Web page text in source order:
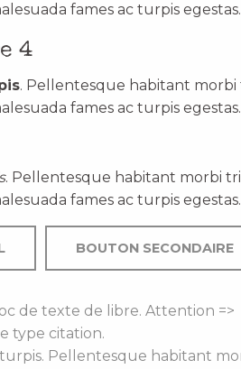
fames ac turpis egestas.
4
. Pellentesque habitant morbi
fames ac turpis egestas.
. Pellentesque habitant morbi
fames ac turpis egestas.
BOUTON SECONDAIRE
de texte de libre. Attention =>
type citation.
Pellentesque habitant